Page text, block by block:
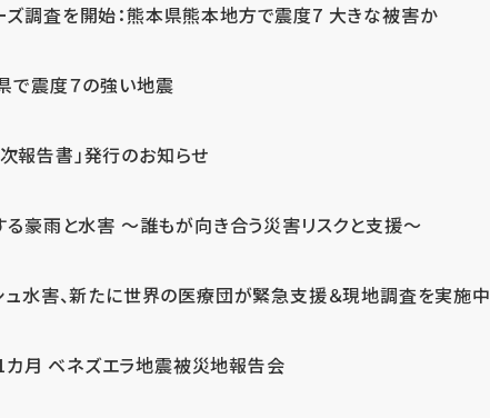
調査を開始：熊本県熊本地方で震度7 大きな被害か
で震度７の強い地震
報告書」発行のお知らせ
る豪雨と水害 ～誰もが向き合う災害リスクと支援～
ュ水害、新たに世界の医療団が緊急支援＆現地調査を実施中
月 ベネズエラ地震被災地報告会